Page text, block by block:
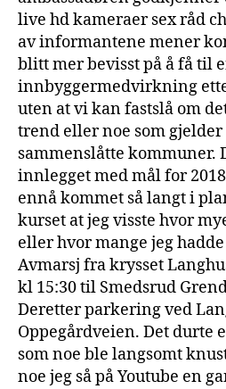
live hd kameraer sex råd
av informantene mener
blitt mer bevisst på å få til
innbyggermedvirkning
uten at vi kan fastslå om
trend eller noe som
sammenslåtte kommuner.
innlegget med mål for
ennå kommet så langt i
kurset at jeg visste hvor
eller hvor mange jeg
Avmarsj fra krysset
kl 15:30 til Smedsrud
Deretter parkering ved
Oppegårdveien. Det durte
som noe ble langsomt
noe jeg så på Youtube en